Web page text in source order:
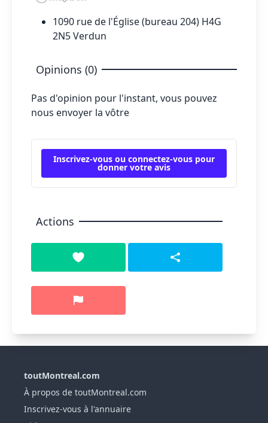
1090 rue de l'Église (bureau 204) H4G
2N5 Verdun
Opinions (0)
Pas d'opinion pour l'instant, vous pouvez
nous envoyer la vôtre
Inscrivez-vous ou connectez-vous pour
donner votre avis
Actions
toutMontreal.com
À propos de toutMontreal.com
Inscrivez-vous à l'annuaire